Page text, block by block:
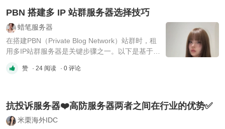
PBN 搭建多 IP 站群服务器选择技巧
蜡笔服务器
在搭建PBN（Private Blog Network）站群时，租
用多IP站群服务器是关键步骤之一。以下是基于搜
务器的核心优势 提升SEO效果：独立IP能避免搜
的网站被惩罚或攻击，其他IP站点不受影响， ...
赞 · 24 阅读 · 0 评论
抗投诉服务器❤️高防服务器两者之间在行业的优势✅
米栗海外IDC